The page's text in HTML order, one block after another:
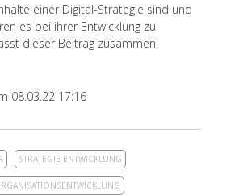
einer Digital-Strategie sind und
es bei ihrer Entwicklung zu
dieser Beitrag zusammen.
08.03.22 17:16
STRATEGIE-ENTWICKLUNG